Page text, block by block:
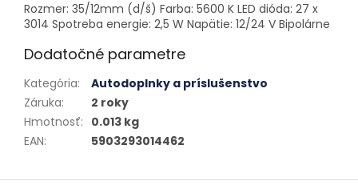
Rozmer: 35/12mm (d/š) Farba: 5600 K LED dióda: 27 x
3014 Spotreba energie: 2,5 W Napätie: 12/24 V Bipolárne
Dodatočné parametre
Kategória:
Autodoplnky a príslušenstvo
Záruka:
2 roky
Hmotnosť: 0.013 kg
EAN: 5903293014462